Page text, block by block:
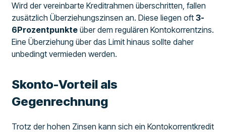
Wird der vereinbarte Kreditrahmen überschritten, fallen
zusätzlich Überziehungszinsen an. Diese liegen oft3-
6Prozentpunkte über dem regulären Kontokorrentzins.
Eine Überziehung über das Limit hinaus sollte daher
unbedingt vermieden werden.
Skonto-Vorteil als
Gegenrechnung
Trotz der hohen Zinsen kann sich ein Kontokorrentkredit